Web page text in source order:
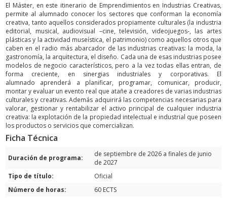
El Máster, en este itinerario de Emprendimientos en Industrias Creativas,
permite al alumnado conocer los sectores que conforman la economía
creativa, tanto aquellos considerados propiamente culturales (la industria
editorial, musical, audiovisual –cine, televisión, videojuegos-, las artes
plásticas y la actividad museística, el patrimonio) como aquellos otros que
caben en el radio más abarcador de las industrias creativas: la moda, la
gastronomía, la arquitectura, el diseño. Cada una de esas industrias posee
modelos de negocio característicos, pero a la vez todas ellas entran, de
forma creciente, en sinergias industriales y corporativas. El
alumnado aprenderá a planificar, programar, comunicar, producir,
montar y evaluar un evento real que atañe a creadores de varias industrias
culturales y creativas. Además adquirirá las competencias necesarias para
valorar, gestionar y rentabilizar el activo principal de cualquier industria
creativa: la explotación de la propiedad intelectual e industrial que poseen
los productos o servicios que comercializan.
Ficha Técnica
Duración de programa:
de septiembre de 2026 a finales de junio
de 2027
Tipo de título:
Oficial
Número de horas:
60 ECTS